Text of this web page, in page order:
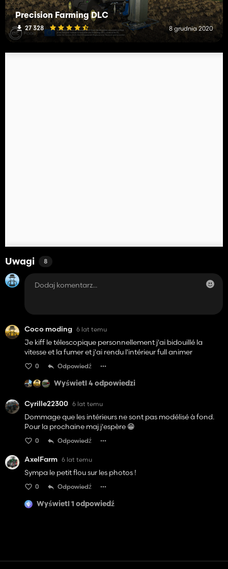
Precision Farming DLC
27 328 8 grudnia 2020
Uwagi 8
Coco moding 6 lat temu
Je kiff le télescopique personnellement j'ai bidouillé la
vitesse et la fumer et j'ai rendu l'intérieur full animer
0 Odpowiedź
Wyświetl 4 odpowiedzi
Cyrille22300 6 lat temu
Dommage que les intérieurs ne sont pas modélisé à fond.
Pour la prochaine maj j'espère 😁
0 Odpowiedź
AxelFarm 6 lat temu
Sympa le petit flou sur les photos !
0 Odpowiedź
Wyświetl 1 odpowiedź